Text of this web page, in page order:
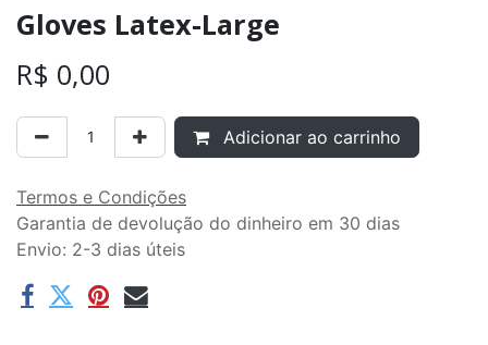
Gloves Latex-Large
R$ 0,00
Adicionar ao carrinho
Termos e Condições
Garantia de devolução do dinheiro em 30 dias
Envio: 2-3 dias úteis